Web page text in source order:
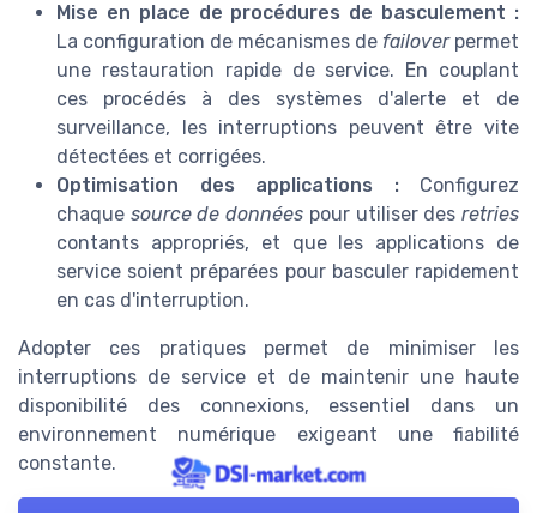
Mise en place de procédures de basculement :
La configuration de mécanismes de failoverpermet
une restauration rapide de service. En couplant
ces procédés à des systèmes d'alerte et de
surveillance, les interruptions peuvent être vite
détectées et corrigées.
Optimisation des applications :Configurez
chaque source de données pour utiliser desretries
contants appropriés, et que les applications de
service soient préparées pour basculer rapidement
en cas d'interruption.
Adopter ces pratiques permet de minimiser les
interruptions de service et de maintenir une haute
disponibilité des connexions, essentiel dans un
environnement numérique exigeant une fiabilité
constante.